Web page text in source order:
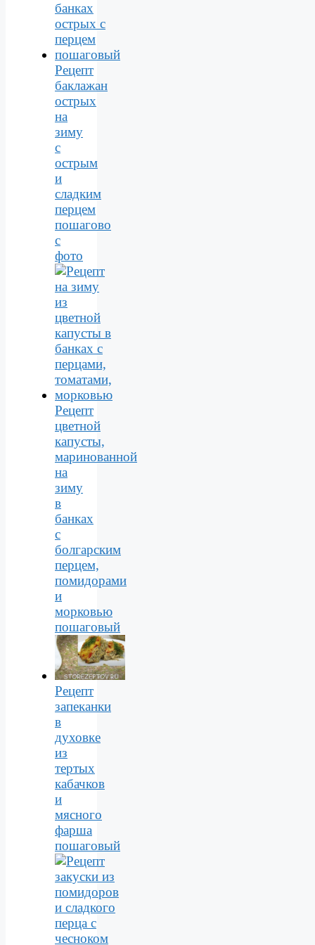
Рецепт
баклажан
острых
на
зиму
с
острым
и
сладким
перцем
пошагово
с
фото
Рецепт
цветной
капусты,
маринованной
на
зиму
в
банках
с
болгарским
перцем,
помидорами
и
морковью
пошаговый
Рецепт
запеканки
в
духовке
из
тертых
кабачков
и
мясного
фарша
пошаговый